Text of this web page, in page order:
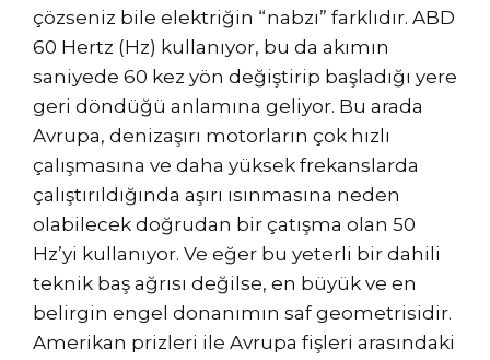
çözseniz bile elektriğin “nabzı” farklıdır. ABD
60 Hertz (Hz) kullanıyor, bu da akımın
saniyede 60 kez yön değiştirip başladığı yere
geri döndüğü anlamına geliyor. Bu arada
Avrupa, denizaşırı motorların çok hızlı
çalışmasına ve daha yüksek frekanslarda
çalıştırıldığında aşırı ısınmasına neden
olabilecek doğrudan bir çatışma olan 50
Hz’yi kullanıyor. Ve eğer bu yeterli bir dahili
teknik baş ağrısı değilse, en büyük ve en
belirgin engel donanımın saf geometrisidir.
Amerikan prizleri ile Avrupa fişleri arasındaki